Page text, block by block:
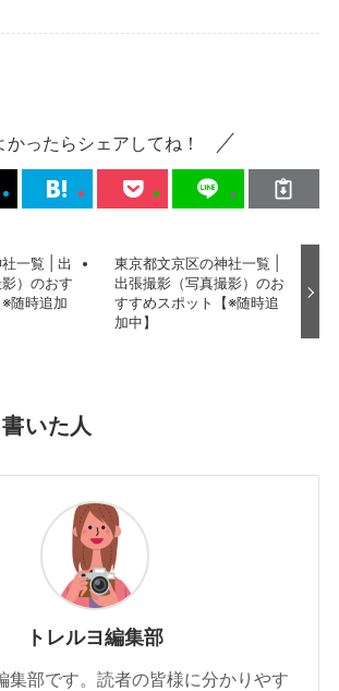
かったらシェアしてね！
一覧 | 出
）のおす
随時追加
東京都文京区の神社一覧 |
出張撮影（写真撮影）のお
すすめスポット【※随時追
加中】
いた人
トレルヨ編集部
集部です。読者の皆様に分かりやす